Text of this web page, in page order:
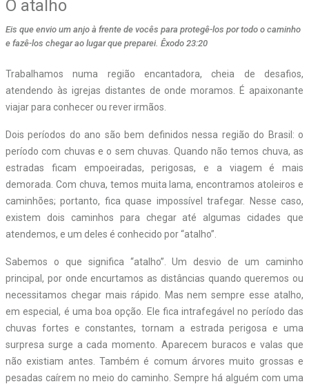
O atalho
Eis que envio um anjo à frente de vocês para protegê-los por todo o caminho
e fazê-los chegar ao lugar que preparei. Êxodo 23:20
Trabalhamos numa região encantadora, cheia de desafios,
atendendo às igrejas distantes de onde moramos. É apaixonante
viajar para conhecer ou rever irmãos.
Dois períodos do ano são bem definidos nessa região do Brasil: o
período com chuvas e o sem chuvas. Quando não temos chuva, as
estradas ficam empoeiradas, perigosas, e a viagem é mais
demorada. Com chuva, temos muita lama, encontramos atoleiros e
caminhões; portanto, fica quase impossível trafegar. Nesse caso,
existem dois caminhos para chegar até algumas cidades que
atendemos, e um deles é conhecido por “atalho”.
Sabemos o que significa “atalho”. Um desvio de um caminho
principal, por onde encurtamos as distâncias quando queremos ou
necessitamos chegar mais rápido. Mas nem sempre esse atalho,
em especial, é uma boa opção. Ele fica intrafegável no período das
chuvas fortes e constantes, tornam a estrada perigosa e uma
surpresa surge a cada momento. Aparecem buracos e valas que
não existiam antes. Também é comum árvores muito grossas e
pesadas caírem no meio do caminho. Sempre há alguém com uma